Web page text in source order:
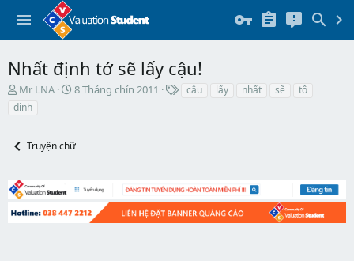
Nhất định tớ sẽ lấy cậu!
T
h
r
a
t
a
r
Mr LNA
N
b
đ
u
8 Tháng chín 2011 câu lấy nhất sẽ
tô
định
Truyện chữ